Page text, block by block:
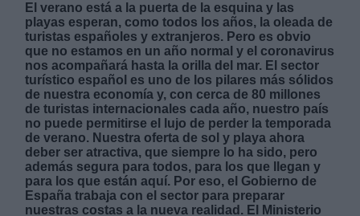
El verano está a la puerta de la esquina y las
playas esperan, como todos los años, la oleada de
turistas españoles y extranjeros. Pero es obvio
que no estamos en un año normal y el coronavirus
nos acompañará hasta la orilla del mar. El sector
turístico español es uno de los pilares más sólidos
de nuestra economía y, con cerca de 80 millones
de turistas internacionales cada año, nuestro país
no puede permitirse el lujo de perder la temporada
de verano. Nuestra oferta de sol y playa ahora
deber ser atractiva, que siempre lo ha sido, pero
además segura para todos, para los que llegan y
para los que están aquí. Por eso, el Gobierno de
España trabaja con el sector para preparar
nuestras costas a la nueva realidad. El Ministerio
Derechos:
link
Información adicional
link